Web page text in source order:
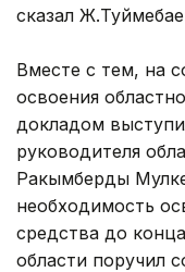
сказал
Вместе с тем, на
освоения
докладом
руководителя
Ракымберды
необходимость
средства до
области поручил